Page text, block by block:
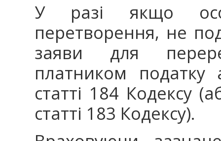
У разі якщо
перетворення, не
заяви для
платником податку
статті 184 Кодексу
статті 183 Кодексу).